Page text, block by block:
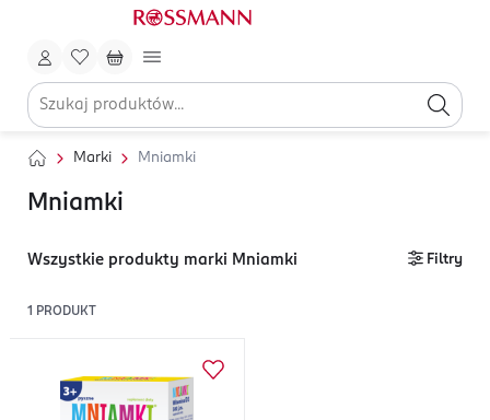
Marki Mniamki
Mniamki
Wszystkie produkty marki Mniamki Filtry
1 PRODUKT